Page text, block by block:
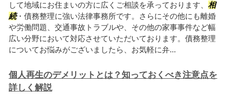
して地域にお住まいの方に広くご相談を承っております、 相
続・債務整理に強い法律事務所です。さらにその他にも離婚
や労働問題、交通事故トラブルや、その他の家事事件など幅
広い分野において対応させていただいております。債務整理
についてお悩みがございましたら、お気軽に弁...
個人再生のデメリットとは？知っておくべき注意点を
詳しく解説